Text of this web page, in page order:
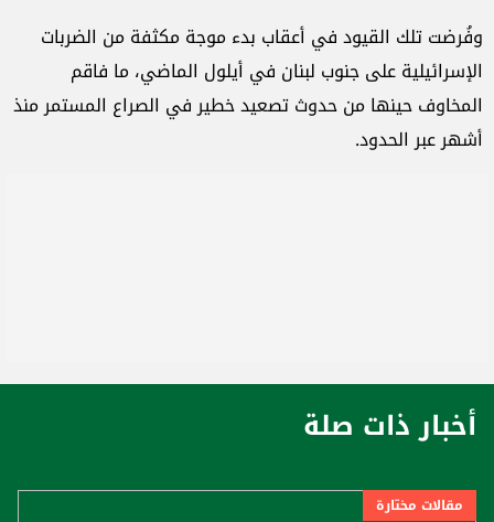
وفُرضت تلك القيود في أعقاب بدء موجة مكثفة من الضربات
الإسرائيلية على جنوب لبنان في أيلول الماضي، ما فاقم
المخاوف حينها من حدوث تصعيد خطير في الصراع المستمر منذ
أشهر عبر الحدود.
أخبار ذات صلة
مقالات مختارة